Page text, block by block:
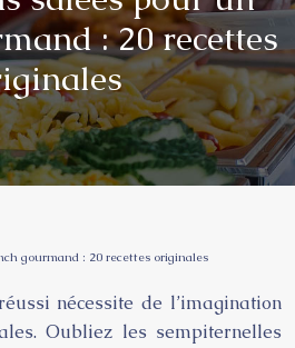
: 20 recettes
gourmand : 20 recettes originales
nécessite de l’imagination
Oubliez les sempiternelles